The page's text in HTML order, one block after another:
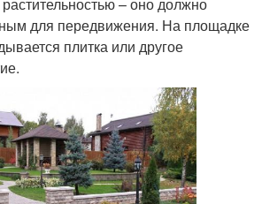
для передвижения. На площадке
плитка или другое